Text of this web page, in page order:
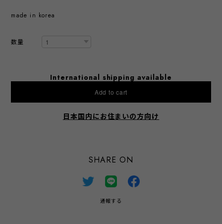
made in korea
数量
International shipping available
Add to cart
日本国内にお住まいの方向け
SHARE ON
通報する